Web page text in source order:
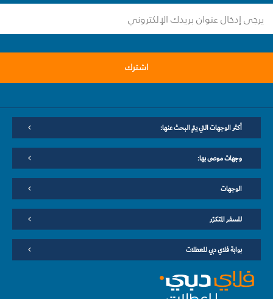
اشترك
أكثر الوجهات التي يتم البحث عنها:
وجهات موصى بها:
الوجهات
للسفر المتكرّر
بوابة فلاي دبي للعطلات